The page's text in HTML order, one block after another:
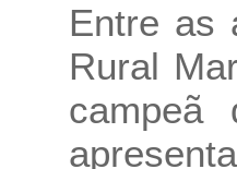
Entre as
Rural
campeã